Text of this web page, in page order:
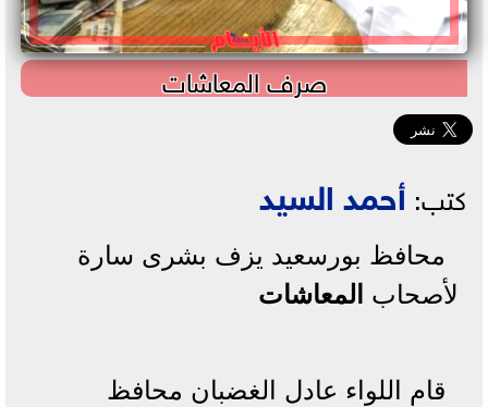
صرف المعاشات
كتب: أحمد السيد
محافظ بورسعيد يزف بشرى سارة
لأصحاب المعاشات
قام اللواء عادل الغضبان محافظ